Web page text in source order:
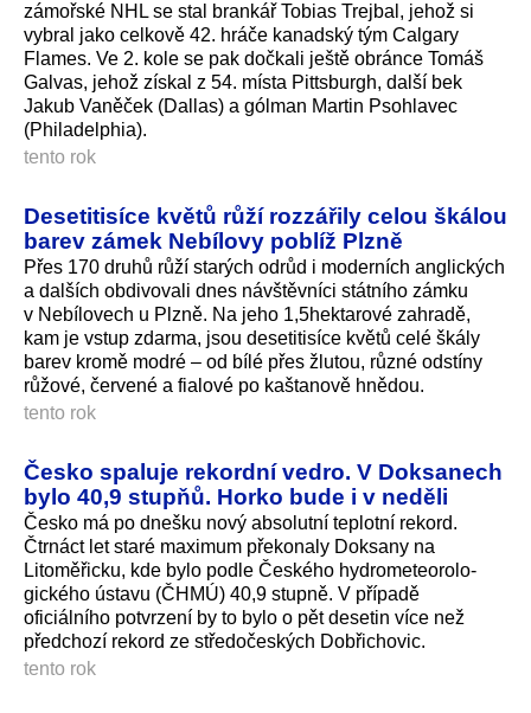
zámořské NHL se stal brankář Tobias Trejbal, jehož si
vybral jako celkově 42. hráče kanadský tým Calgary
Flames. Ve 2. kole se pak dočkali ještě obránce Tomáš
Galvas, jehož získal z 54. místa Pittsburgh, další bek
Jakub Vaněček (Dallas) a gólman Martin Psohlavec
(Philadelphia).
tento rok
Desetitisíce květů růží rozzářily celou škálou
barev zámek Nebílovy poblíž Plzně
Přes 170 druhů růží starých odrůd i moderních anglických
a dalších obdivovali dnes návštěvníci státního zámku
v Nebílovech u Plzně. Na jeho 1,5hektarové zahradě,
kam je vstup zdarma, jsou desetitisíce květů celé škály
barev kromě modré – od bílé přes žlutou, různé odstíny
růžové, červené a fialové po kaštanově hnědou.
tento rok
Česko spaluje rekordní vedro. V Doksanech
bylo 40,9 stupňů. Horko bude i v neděli
Česko má po dnešku nový absolutní teplotní rekord.
Čtrnáct let staré maximum překonaly Doksany na
Litoměřicku, kde bylo podle Českého hydrometeorolo­
gického ústavu (ČHMÚ) 40,9 stupně. V případě
oficiálního potvrzení by to bylo o pět desetin více než
předchozí rekord ze středočeských Dobřichovic.
tento rok